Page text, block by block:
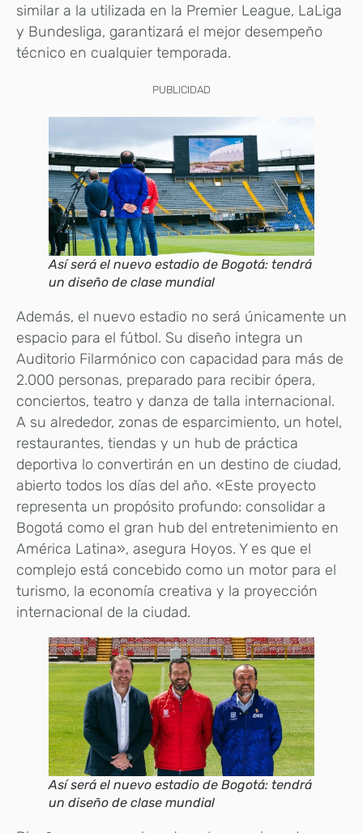
similar a la utilizada en la Premier League, LaLiga
y Bundesliga, garantizará el mejor desempeño
técnico en cualquier temporada.
PUBLICIDAD
Así será el nuevo estadio de Bogotá: tendrá
un diseño de clase mundial
Además, el nuevo estadio no será únicamente un
espacio para el fútbol. Su diseño integra un
Auditorio Filarmónico con capacidad para más de
2.000 personas, preparado para recibir ópera,
conciertos, teatro y danza de talla internacional.
A su alrededor, zonas de esparcimiento, un hotel,
restaurantes, tiendas y un hub de práctica
deportiva lo convertirán en un destino de ciudad,
abierto todos los días del año. «Este proyecto
representa un propósito profundo: consolidar a
Bogotá como el gran hub del entretenimiento en
América Latina», asegura Hoyos. Y es que el
complejo está concebido como un motor para el
turismo, la economía creativa y la proyección
internacional de la ciudad.
Así será el nuevo estadio de Bogotá: tendrá
un diseño de clase mundial